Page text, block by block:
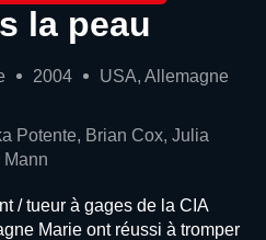
la peau
2004
USA, Allemagne
Potente, Brian Cox, Julia
/ tueur à gages de la CIA
Marie ont réussi à tromper